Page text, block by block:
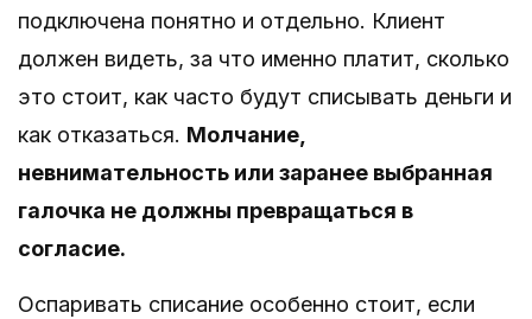
подключена понятно и отдельно. Клиент
должен видеть, за что именно платит, сколько
это стоит, как часто будут списывать деньги и
как отказаться. Молчание,
невнимательность или заранее выбранная
галочка не должны превращаться в
согласие.
Оспаривать списание особенно стоит, если